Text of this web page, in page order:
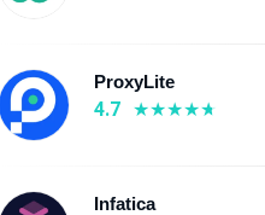
ProxyLite
4.7
Infatica